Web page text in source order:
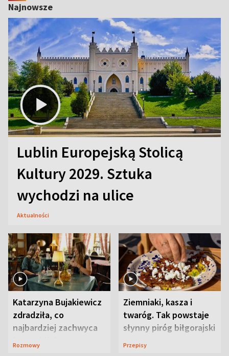
Najnowsze
Lublin Europejską Stolicą
Kultury 2029. Sztuka
wychodzi na ulice
Aktualności
Katarzyna Bujakiewicz
zdradziła, co
najbardziej zachwyca
ją w Lublinie
Rozmowy
Ziemniaki, kasza i
twaróg. Tak powstaje
słynny piróg biłgorajski
Przepisy